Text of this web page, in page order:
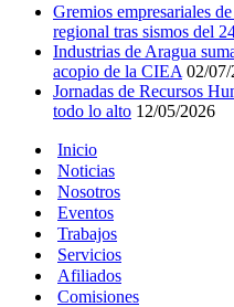
Gremios empresariales
regional tras sismos del
Industrias de Aragua
acopio de la CIEA 02/
Jornadas de Recursos
todo lo alto 12/05/2026
Inicio
Noticias
Nosotros
Eventos
Trabajos
Servicios
Afiliados
Comisiones